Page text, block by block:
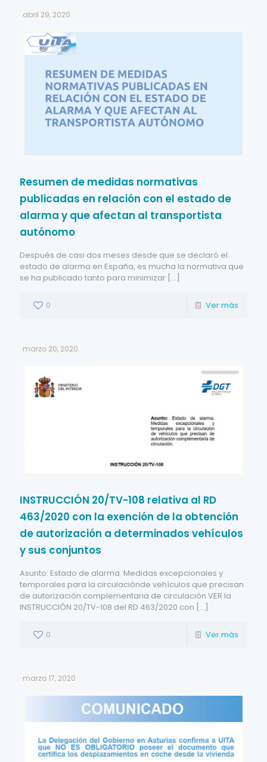
abril 29, 2020
Resumen de medidas normativas
publicadas en relación con el estado de
alarma y que afectan al transportista
autónomo
Después de casi dos meses desde que se declaró el
estado de alarma en España, es mucha la normativa que
se ha publicado tanto para minimizar […]
0 Ver más
marzo 20, 2020
INSTRUCCIÓN 20/TV-108 relativa al RD
463/2020 con la exención de la obtención
de autorización a determinados vehículos
y sus conjuntos
Asunto: Estado de alarma. Medidas excepcionales y
temporales para la circulaciónde vehículos que precisan
de autorización complementaria de circulación VER la
INSTRUCCIÓN 20/TV-108 del RD 463/2020 con […]
0 Ver más
marzo 17, 2020